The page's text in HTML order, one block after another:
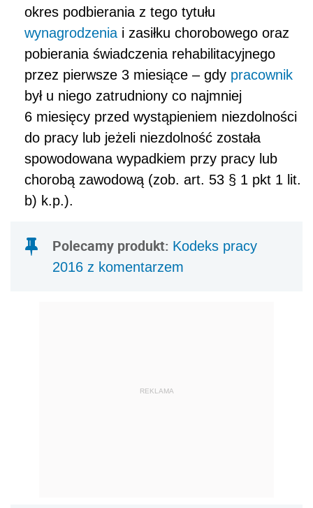
okres podbierania z tego tytułu
wynagrodzenia i zasiłku chorobowego oraz
pobierania świadczenia rehabilitacyjnego
przez pierwsze 3 miesiące – gdy pracownik
był u niego zatrudniony co najmniej
6 miesięcy przed wystąpieniem niezdolności
do pracy lub jeżeli niezdolność została
spowodowana wypadkiem przy pracy lub
chorobą zawodową (zob. art. 53 § 1 pkt 1 lit.
b) k.p.).
Polecamy produkt: Kodeks pracy
2016 z komentarzem
REKLAMA